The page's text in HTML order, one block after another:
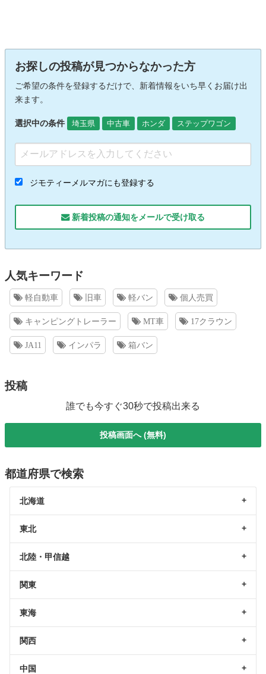
お探しの投稿が見つからなかった方
ご希望の条件を登録するだけで、新着情報をいち早くお届け出
来ます。
選択中の条件 埼玉県 中古車 ホンダ ステップワゴン
ジモティーメルマガにも登録する
新着投稿の通知をメールで受け取る
人気キーワード
軽自動車 旧車 軽バン 個人売買
キャンピングトレーラー MT車 17クラウン
JA11 インパラ 箱バン
投稿
誰でも今すぐ30秒で投稿出来る
投稿画面へ (無料)
都道府県で検索
北海道
東北
北陸・甲信越
関東
東海
関西
中国